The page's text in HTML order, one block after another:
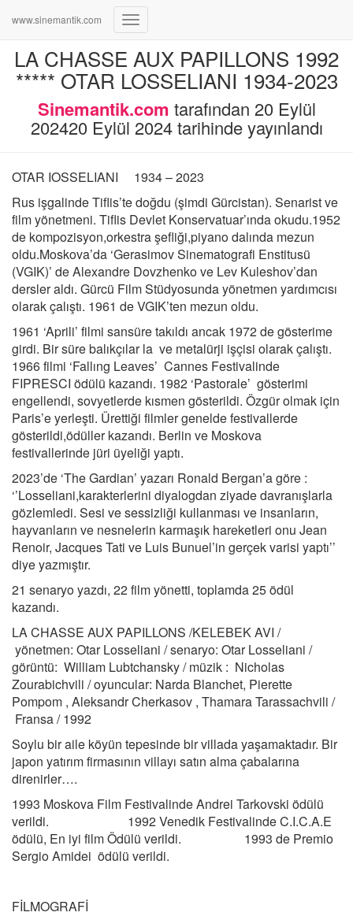
www.sinemantik.com
Menüyü
aç/kapa
LA CHASSE AUX PAPILLONS 1992
***** OTAR LOSSELIANI 1934-2023
Sinemantik.com tarafından 20 Eylül
202420 Eylül 2024tarihinde yayınlandı
OTAR IOSSELIANI 1934 – 2023
Rus işgalinde Tiflis’te doğdu (şimdi Gürcistan). Senarist ve
film yönetmeni. Tiflis Devlet Konservatuar’ında okudu.1952
de kompozisyon,orkestra şefliği,piyano dalında mezun
oldu.Moskova’da ‘Gerasimov Sinematografi Enstitusü
(VGIK)’ de Alexandre Dovzhenko ve Lev Kuleshov’dan
dersler aldı. Gürcü Film Stüdyosunda yönetmen yardımcısı
olarak çalıştı. 1961 de VGIK’ten mezun oldu.
1961 ‘Aprili’ filmi sansüre takıldı ancak 1972 de gösterime
girdi. Bir süre balıkçılar la ve metalürji işçisi olarak çalıştı.
1966 filmi ‘Fallıng Leaves’ Cannes Festivalinde
FIPRESCI ödülü kazandı. 1982 ‘Pastorale’ gösterimi
engellendi, sovyetlerde kısmen gösterildi. Özgür olmak için
Paris’e yerleşti. Ürettiği filmler genelde festivallerde
gösterildi,ödüller kazandı. Berlin ve Moskova
festivallerinde jüri üyeliği yaptı.
2023’de ‘The Gardian’ yazarı Ronald Bergan’a göre :
‘’Losseliani,karakterlerini diyalogdan ziyade davranışlarla
gözlemledi. Sesi ve sessizliği kullanması ve insanların,
hayvanların ve nesnelerin karmaşık hareketleri onu Jean
Renoir, Jacques Tati ve Luis Bunuel’in gerçek varisi yaptı’’
diye yazmıştır.
21 senaryo yazdı, 22 film yönetti, toplamda 25 ödül
kazandı.
LA CHASSE AUX PAPILLONS /KELEBEK AVI /
yönetmen: Otar Losseliani / senaryo: Otar Losseliani /
görüntü: William Lubtchansky / müzik : Nicholas
Zourabichvili / oyuncular: Narda Blanchet, Pierette
Pompom , Aleksandr Cherkasov , Thamara Tarassachvili /
Fransa / 1992
Soylu bir aile köyün tepesinde bir villada yaşamaktadır. Bir
japon yatırım firmasının villayı satın alma çabalarına
direnirler….
1993 Moskova Film Festivalinde Andrei Tarkovski ödülü
verildi. 1992 Venedik Festivalinde C.I.C.A.E
ödülü, En iyi film Ödülü verildi. 1993 de Premio
Sergio Amidei ödülü verildi.
FİLMOGRAFİ